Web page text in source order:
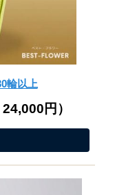
輪以上
24,000円 ）